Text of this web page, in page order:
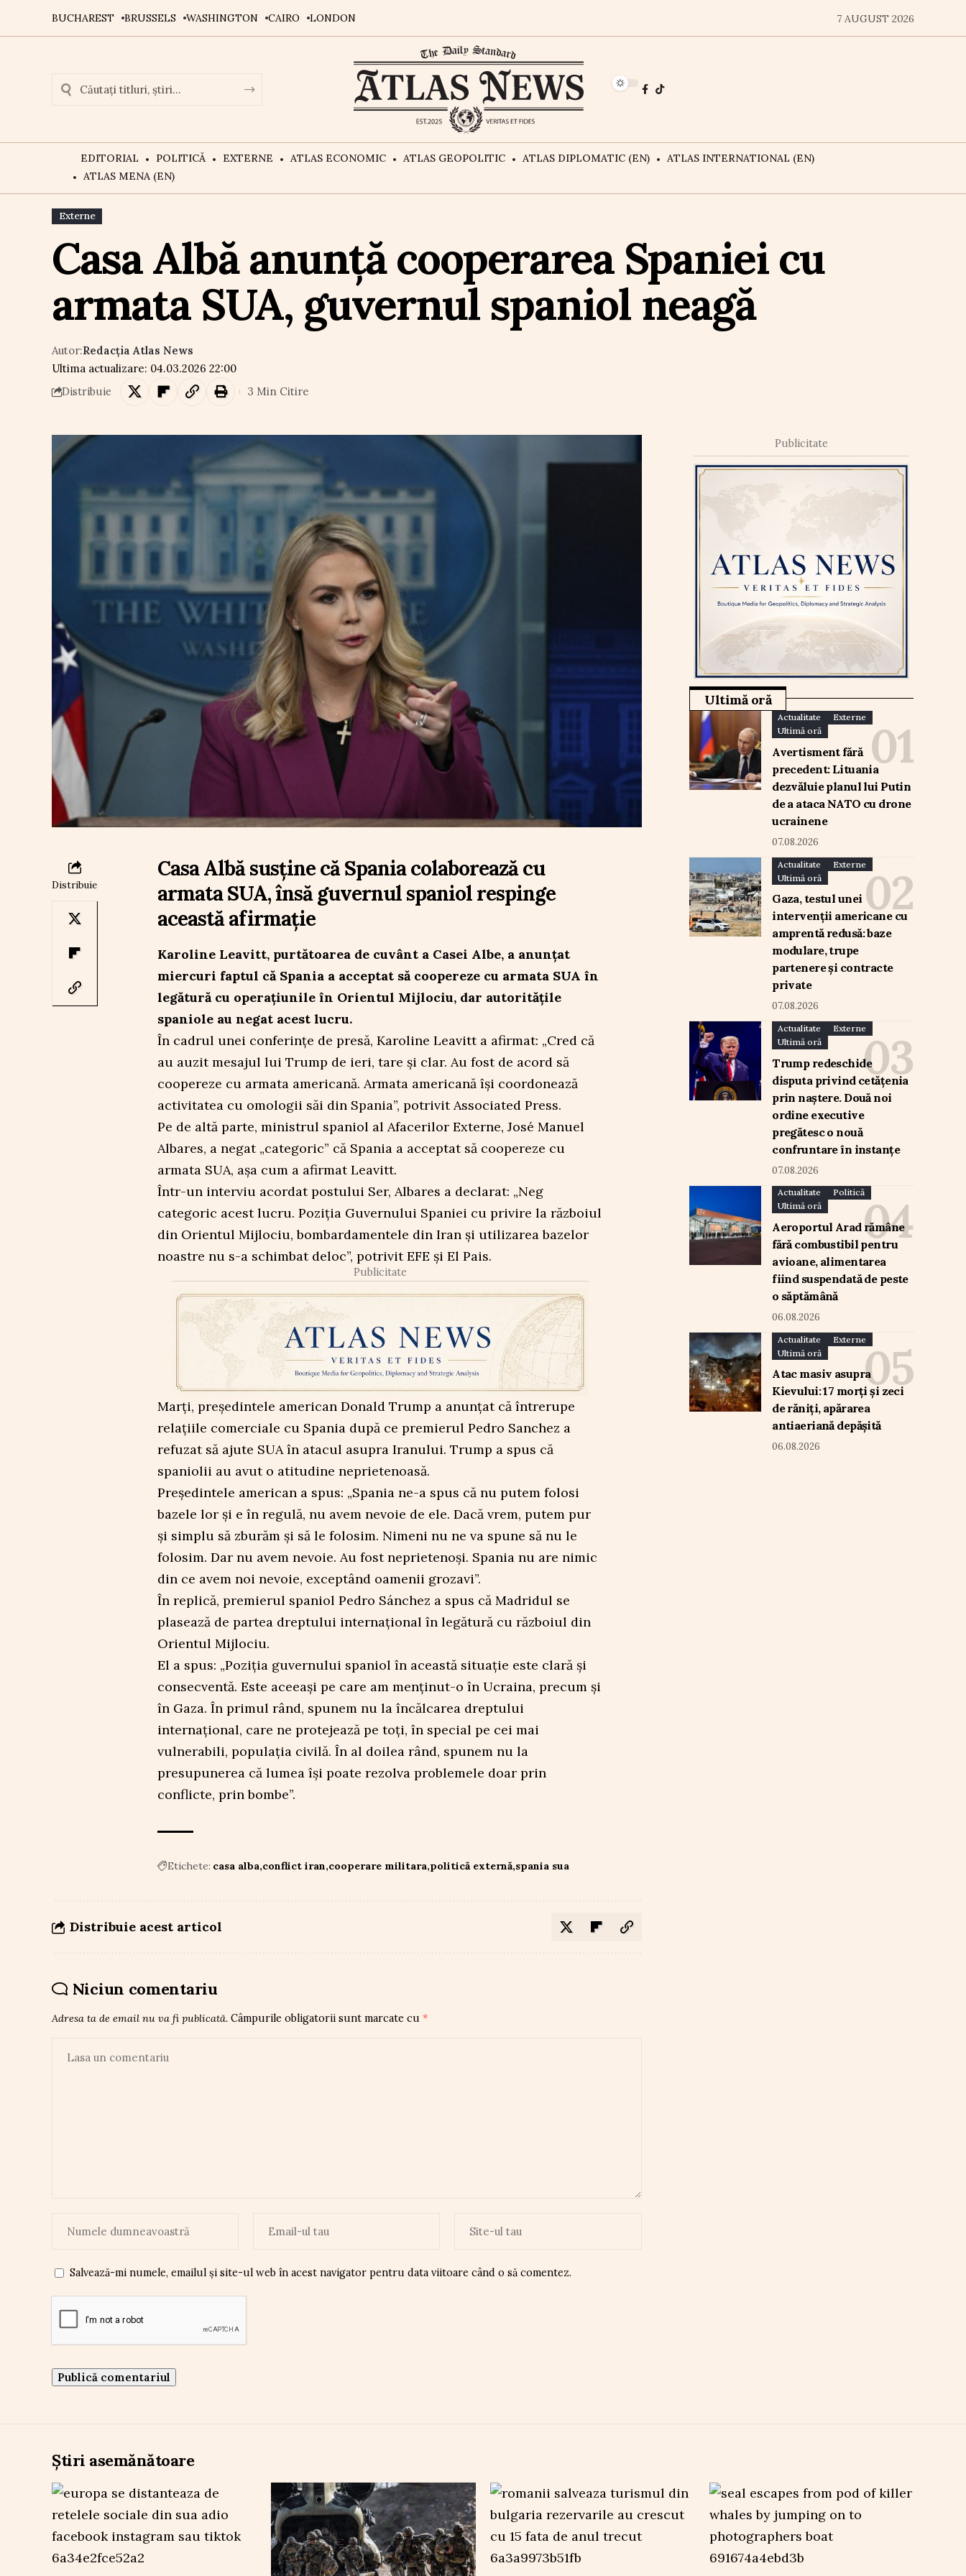
BUCHAREST BRUSSELS WASHINGTON CAIRO LONDON 7 AUGUST 2026
EDITORIAL POLITICĂ EXTERNE ATLAS ECONOMIC ATLAS GEOPOLITIC ATLAS DIPLOMATIC (EN)
ATLAS INTERNATIONAL (EN)
ATLAS MENA (EN)
Externe
Casa Albă anunță cooperarea Spaniei cu
armata SUA, guvernul spaniol neagă
Ultima actualizare: 04.03.2026 22:00
Autor:Redacția Atlas News
Distribuie 3 Min Citire
Distribuie
Casa Albă susține că Spania colaborează cu
armata SUA, însă guvernul spaniol respinge
această afirmație
Karoline Leavitt, purtătoarea de cuvânt a Casei Albe, a anunțat
miercuri faptul că Spania a acceptat să coopereze cu armata SUA în
legătură cu operațiunile în Orientul Mijlociu, dar autoritățile
spaniole au negat acest lucru.
În cadrul unei conferințe de presă, Karoline Leavitt a afirmat: „Cred că
au auzit mesajul lui Trump de ieri, tare și clar. Au fost de acord să
coopereze cu armata americană. Armata americană își coordonează
activitatea cu omologii săi din Spania”, potrivit Associated Press.
Pe de altă parte, ministrul spaniol al Afacerilor Externe, José Manuel
Albares, a negat „categoric” că Spania a acceptat să coopereze cu
armata SUA, așa cum a afirmat Leavitt.
Într-un interviu acordat postului Ser, Albares a declarat: „Neg
categoric acest lucru. Poziția Guvernului Spaniei cu privire la războiul
din Orientul Mijlociu, bombardamentele din Iran și utilizarea bazelor
noastre nu s-a schimbat deloc”, potrivit EFE și El Pais.
Publicitate
Marți, președintele american Donald Trump a anunțat că întrerupe
relațiile comerciale cu Spania după ce premierul Pedro Sanchez a
refuzat să ajute SUA în atacul asupra Iranului. Trump a spus că
spaniolii au avut o atitudine neprietenoasă.
Președintele american a spus: „Spania ne-a spus că nu putem folosi
bazele lor și e în regulă, nu avem nevoie de ele. Dacă vrem, putem pur
și simplu să zburăm și să le folosim. Nimeni nu ne va spune să nu le
folosim. Dar nu avem nevoie. Au fost neprietenoși. Spania nu are nimic
din ce avem noi nevoie, exceptând oamenii grozavi”.
În replică, premierul spaniol Pedro Sánchez a spus că Madridul se
plasează de partea dreptului internațional în legătură cu războiul din
Orientul Mijlociu.
El a spus: „Poziția guvernului spaniol în această situație este clară și
consecventă. Este aceeași pe care am menținut-o în Ucraina, precum și
în Gaza. În primul rând, spunem nu la încălcarea dreptului
internațional, care ne protejează pe toți, în special pe cei mai
vulnerabili, populația civilă. În al doilea rând, spunem nu la
presupunerea că lumea își poate rezolva problemele doar prin
conflicte, prin bombe”.
Etichete: casa alba conflict iran cooperare militara politică externă spania sua
Distribuie acest articol
Niciun comentariu
Adresa ta de email nu va fi publicată. Câmpurile obligatorii sunt marcate cu *
Salvează-mi numele, emailul și site-ul web în acest navigator pentru data viitoare când o să comentez.
Publicitate
Ultimă oră
Actualitate
Externe
Ultimă oră
Avertisment fără
precedent: Lituania
dezvăluie planul lui Putin
de a ataca NATO cu drone
ucrainene
07.08.2026
Actualitate
Externe
Ultimă oră
Gaza, testul unei
intervenții americane cu
amprentă redusă: baze
modulare, trupe
partenere și contracte
private
07.08.2026
Actualitate
Externe
Ultimă oră
Trump redeschide
disputa privind cetățenia
prin naștere. Două noi
ordine executive
pregătesc o nouă
confruntare în instanțe
07.08.2026
Actualitate
Politică
Ultimă oră
Aeroportul Arad rămâne
fără combustibil pentru
avioane, alimentarea
fiind suspendată de peste
o săptămână
06.08.2026
Actualitate
Externe
Ultimă oră
Atac masiv asupra
Kievului: 17 morți și zeci
de răniți, apărarea
antiaeriană depășită
06.08.2026
Știri asemănătoare